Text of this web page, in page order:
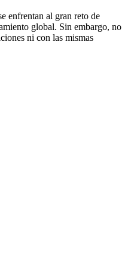
enfrentan al gran reto de
global. Sin embargo, no
ni con las mismas